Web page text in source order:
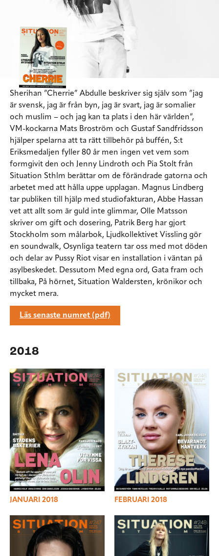
Sherihan ”Cherrie” Abdulle beskriver sig själv som ”jag
är svensk, jag är från byn, jag är svart, jag är somalier
och muslim – och jag kan ta plats i den här världen”,
VM-kockarna Mats Broström och Gustaf Sandfridsson
hjälper spelarna att ta rätt tillbehör på buffén, S:t
Eriksmedaljen fyller 80 år men ingen vet vem som
formgivit den och Jenny Lindroth och Pia Stolt från
Situation Sthlm berättar om de förändrade gatorna och
arbetet med att hålla uppe upplagan. Magnus Lindberg
tar publiken till hjälp med studiofakturan, Abbe Hassan
vet att allt som är guld inte glimmar, Olle Matsson
skriver om gift och dosering, Patrik Berg har gjort
Stockholm som målarbok, Ljudkollektivet Vissling gör
en soundwalk, Osynliga teatern tar oss med mot döden
och delar av Pussy Riot visar en installation i väntan på
asylbeskedet. Dessutom Med egna ord, Gata fram och
tillbaka, På hörnet, Situation Waldersten, krönikor och
mycket mera.
Läs senaste numret (pdf)
2018
JANUARI 2018 FEBRUARI 2018